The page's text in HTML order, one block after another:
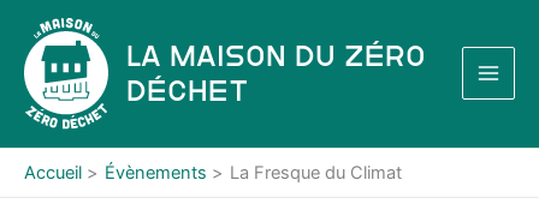
contenu
La Maison du Zéro
Déchet
Accueil Évènements La Fresque du Climat